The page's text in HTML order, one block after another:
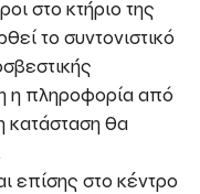
στο κτήριο της
το συντονιστικό
η πληροφορία από
κατάσταση θα
επίσης στο κέντρο